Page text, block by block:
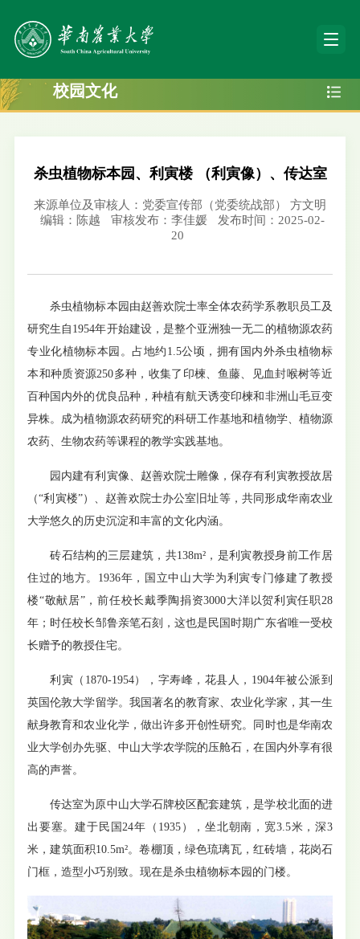
校园文化
杀虫植物标本园、利寅楼 （利寅像）、传达室
来源单位及审核人：党委宣传部（党委统战部） 方文明
编辑：陈越
审核发布：李佳媛
发布时间：2025-02-
20
杀虫植物标本园由赵善欢院士率全体农药学系教职员工及
研究生自1954年开始建设，是整个亚洲独一无二的植物源农药
专业化植物标本园。占地约1.5公顷，拥有国内外杀虫植物标
本和种质资源250多种，收集了印楝、鱼藤、见血封喉树等近
百种国内外的优良品种，种植有航天诱变印楝和非洲山毛豆变
异株。成为植物源农药研究的科研工作基地和植物学、植物源
农药、生物农药等课程的教学实践基地。
园内建有利寅像、赵善欢院士雕像，保存有利寅教授故居
（“利寅楼”）、赵善欢院士办公室旧址等，共同形成华南农业
大学悠久的历史沉淀和丰富的文化内涵。
砖石结构的三层建筑，共138m²，是利寅教授身前工作居
住过的地方。1936年，国立中山大学为利寅专门修建了教授
楼“敬献居”，前任校长戴季陶捐资3000大洋以贺利寅任职28
年；时任校长邹鲁亲笔石刻，这也是民国时期广东省唯一受校
长赠予的教授住宅。
利寅（1870-1954），字寿峰，花县人，1904年被公派到
英国伦敦大学留学。我国著名的教育家、农业化学家，其一生
献身教育和农业化学，做出许多开创性研究。同时也是华南农
业大学创办先驱、中山大学农学院的压舱石，在国内外享有很
高的声誉。
传达室为原中山大学石牌校区配套建筑，是学校北面的进
出要塞。建于民国24年（1935），坐北朝南，宽3.5米，深3
米，建筑面积10.5m²。卷棚顶，绿色琉璃瓦，红砖墙，花岗石
门框，造型小巧别致。现在是杀虫植物标本园的门楼。